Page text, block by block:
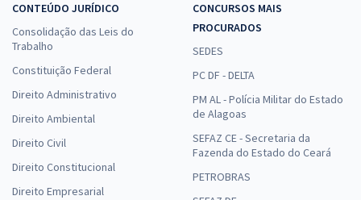
CONTEÚDO JURÍDICO
Consolidação das Leis do
Trabalho
Constituição Federal
Direito Administrativo
Direito Ambiental
Direito Civil
Direito Constitucional
Direito Empresarial
CONCURSOS MAIS
PROCURADOS
SEDES
PC DF - DELTA
PM AL - Polícia Militar do Estado
de Alagoas
SEFAZ CE - Secretaria da
Fazenda do Estado do Ceará
PETROBRAS